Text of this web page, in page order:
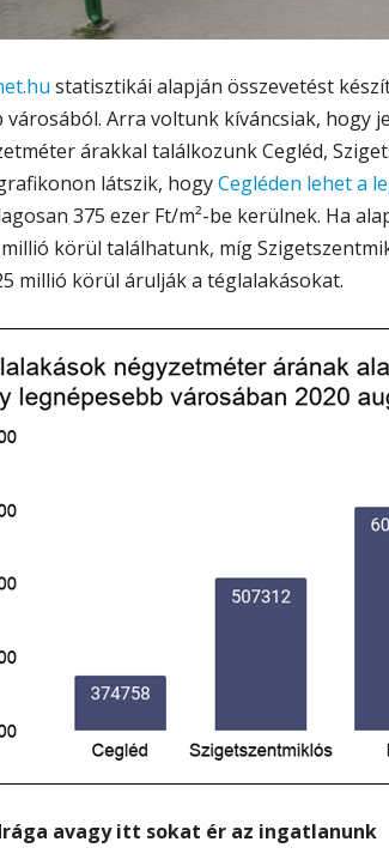
statisztikái alapján összevetést
városából. Arra voltunk kíváncsiak, hogy
árakkal találkozunk Cegléd,
látszik, hogyCegléden lehet a
375 ezer Ft/m²-be kerülnek. Ha
millió körül találhatunk, míg
millió körül árulják a téglalakásokat.
avagy itt sokat ér az ingatlanunk